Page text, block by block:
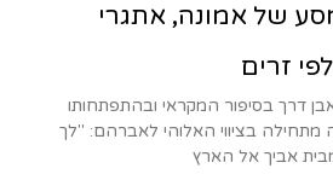
של אמונה, אתגרי
זרים
דרך בסיפור המקראי ובהתפתחותו
בציווי האלוהי לאברהם: "לך
אביך אל הארץ